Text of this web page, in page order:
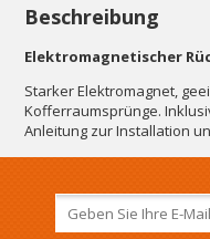
Beschreibung
Elektromagnetischer
Starker Elektromagnet,
Kofferraumsprünge.
Anleitung zur Installation